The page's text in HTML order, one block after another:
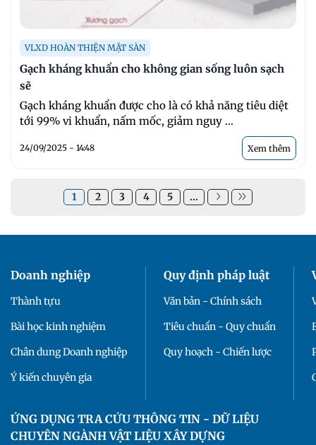
VLXD HOÀN THIỆN MẶT SÀN
Gạch kháng khuẩn cho không gian sống luôn sạch
sẽ
Gạch kháng khuẩn được cho là có khả năng tiêu diệt
tới 99% vi khuẩn, nấm mốc, giảm nguy ...
24/09/2025 - 14:48 Xem thêm
1 2 3 4 5 ...
Doanh nghiệp
Thành tựu
Bài học kinh nghiệm
Chân dung Doanh nghiệp
Ý kiến chuyên gia
Quy định pháp luật
Văn bản - Chính sách
Tiêu chuẩn - Quy chuẩn
Quy hoạch - Chiến lược
ỨNG DỤNG TRA CỨU THÔNG TIN - DỮ LIỆU
CHUYÊN NGÀNH VẬT LIỆU XÂY DỰNG